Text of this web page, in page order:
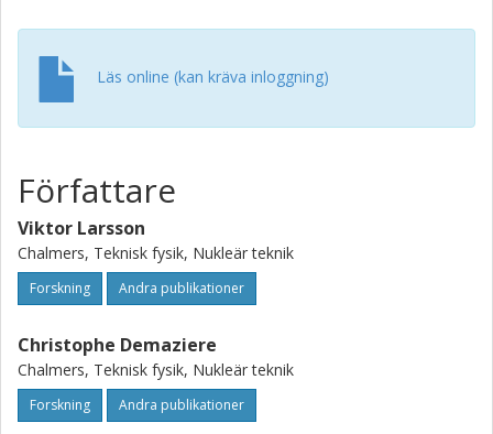
Läs online (kan kräva inloggning)
Författare
Viktor Larsson
Chalmers, Teknisk fysik, Nukleär teknik
Forskning Andra publikationer
Christophe Demaziere
Chalmers, Teknisk fysik, Nukleär teknik
Forskning Andra publikationer